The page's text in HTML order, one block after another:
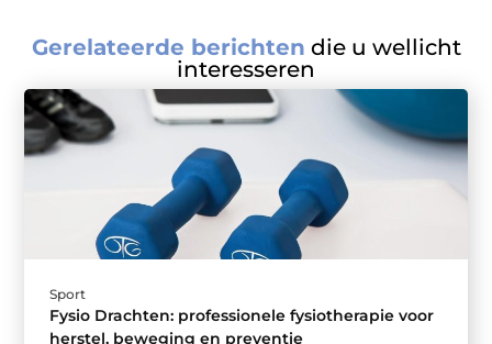
Gerelateerde berichten die u wellicht
interesseren
Sport
Fysio Drachten: professionele fysiotherapie voor
herstel, beweging en preventie